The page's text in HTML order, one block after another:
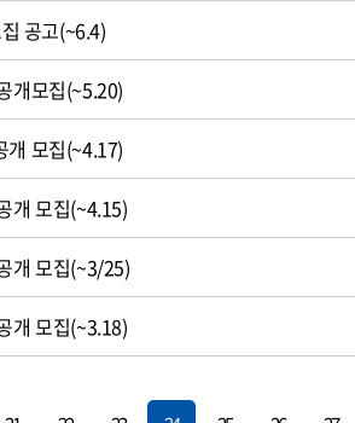
공고(~6.4)
개모집(~5.20)
개 모집(~4.17)
개 모집(~4.15)
개 모집(~3/25)
개 모집(~3.18)